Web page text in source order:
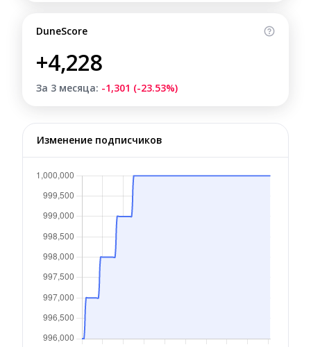
DuneScore
+4,228
За 3 месяца: -1,301 (-23.53%)
Изменение подписчиков